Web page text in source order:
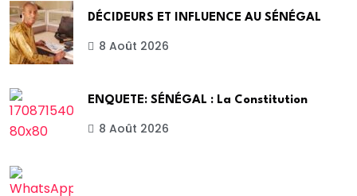
DÉCIDEURS ET INFLUENCE AU SÉNÉGAL
8 Août 2026
ENQUETE: SÉNÉGAL : La Constitution
8 Août 2026